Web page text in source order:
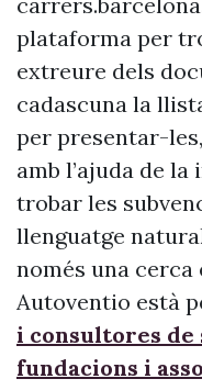
plataforma per
extreure dels
cadascuna la
per presentar-
amb l’ajuda de
trobar les
llenguatge
només una
Autoventio està
i consultores de
fundacions i